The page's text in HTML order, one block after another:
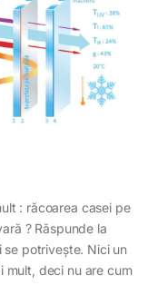
: răcoarea casei pe
? Răspunde la
potrivește. Nici un
mult, deci nu are cum